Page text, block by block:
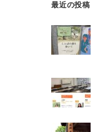
最近の投稿